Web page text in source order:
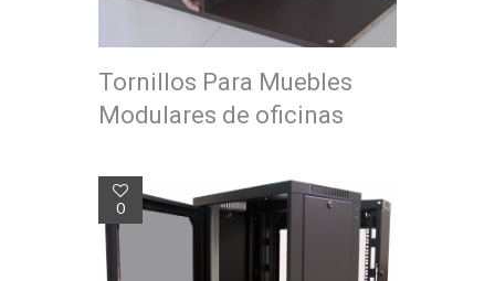
Tornillos Para Muebles
Modulares de oficinas
0